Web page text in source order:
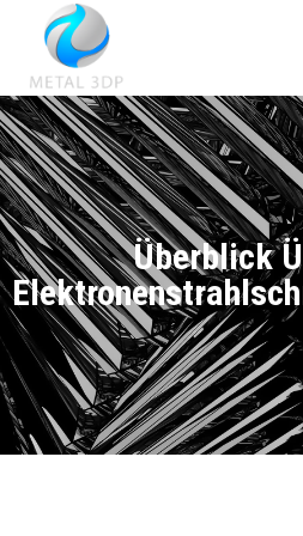
Überblick